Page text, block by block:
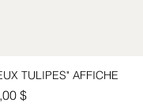
Aperçu rapide
TULIPES" AFFICHE
$